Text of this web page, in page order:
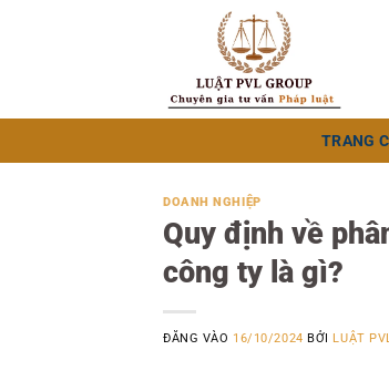
TRANG
DOANH NGHIỆP
Quy định về
công ty là gì?
ĐĂNG VÀO 16/10/2024 BỞI LUẬT